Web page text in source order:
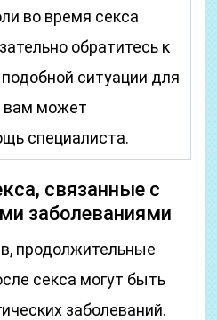
во время секса
обратитесь к
подобной ситуации для
вам может
специалиста.
связанные с
заболеваниями
продолжительные
секса могут быть
заболеваний.